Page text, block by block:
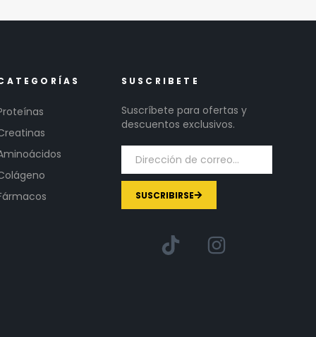
SUSCRIBETE
Suscríbete para ofertas y
descuentos exclusivos.
SUSCRIBIRSE